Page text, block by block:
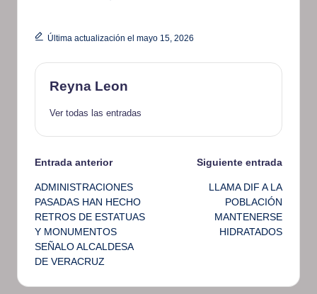
Última actualización el mayo 15, 2026
Reyna Leon
Ver todas las entradas
Navegación
de
entradas
Entrada anterior
ADMINISTRACIONES
PASADAS HAN HECHO
RETROS DE ESTATUAS
Y MONUMENTOS
SEÑALO ALCALDESA
DE VERACRUZ
Siguiente entrada
LLAMA DIF A LA
POBLACIÓN
MANTENERSE
HIDRATADOS